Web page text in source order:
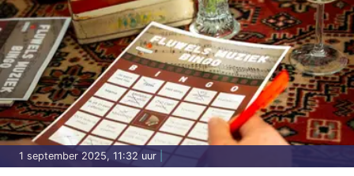
1 september 2025, 11:32 uur